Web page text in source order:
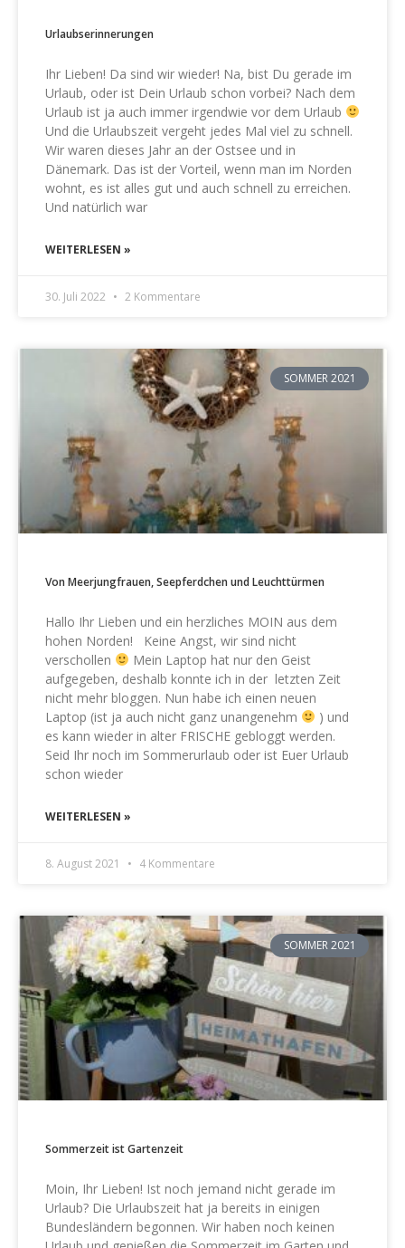
Urlaubserinnerungen
Ihr Lieben! Da sind wir wieder! Na, bist Du gerade im
Urlaub, oder ist Dein Urlaub schon vorbei? Nach dem
Urlaub ist ja auch immer irgendwie vor dem Urlaub
Und die Urlaubszeit vergeht jedes Mal viel zu schnell.
Wir waren dieses Jahr an der Ostsee und in
Dänemark. Das ist der Vorteil, wenn man im Norden
wohnt, es ist alles gut und auch schnell zu erreichen.
Und natürlich war
WEITERLESEN »
30. Juli 2022 2 Kommentare
SOMMER 2021
Von Meerjungfrauen, Seepferdchen und Leuchttürmen
Hallo Ihr Lieben und ein herzliches MOIN aus dem
hohen Norden! Keine Angst, wir sind nicht
verschollen
Mein Laptop hat nur den Geist
aufgegeben, deshalb konnte ich in der letzten Zeit
nicht mehr bloggen. Nun habe ich einen neuen
Laptop (ist ja auch nicht ganz unangenehm
) und
es kann wieder in alter FRISCHE gebloggt werden.
Seid Ihr noch im Sommerurlaub oder ist Euer Urlaub
schon wieder
WEITERLESEN »
8. August 2021 4 Kommentare
SOMMER 2021
Sommerzeit ist Gartenzeit
Moin, Ihr Lieben! Ist noch jemand nicht gerade im
Urlaub? Die Urlaubszeit hat ja bereits in einigen
Bundesländern begonnen. Wir haben noch keinen